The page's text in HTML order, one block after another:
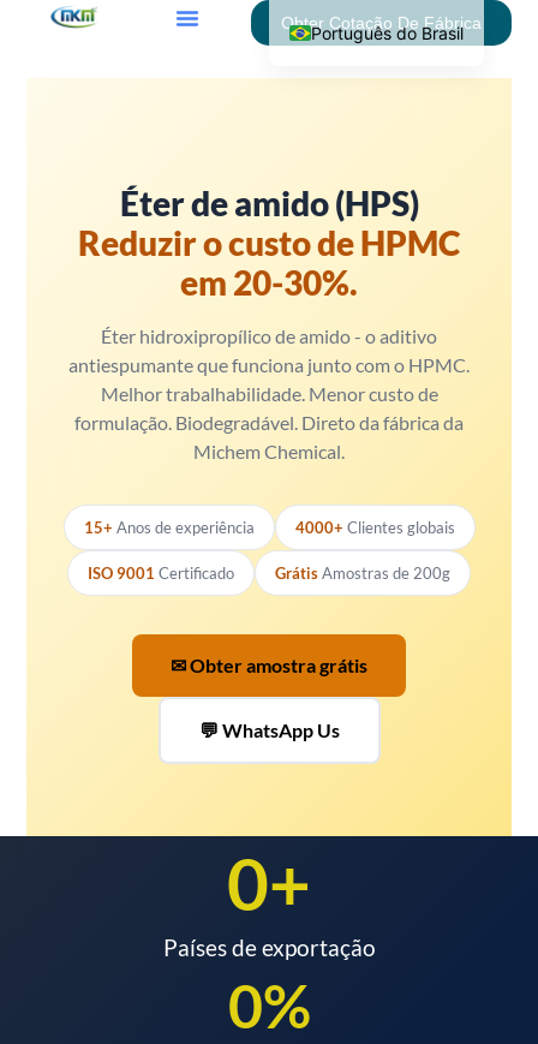
Obter Cotação De Fábrica
Éter de amido (HPS)
Reduzir o custo de HPMC
em 20-30%.
Éter hidroxipropílico de amido - o aditivo
antiespumante que funciona junto com o HPMC.
Melhor trabalhabilidade. Menor custo de
formulação. Biodegradável. Direto da fábrica da
Michem Chemical.
15+ Anos de experiência 4000+ Clientes globais
ISO 9001 Certificado GrátisAmostras de 200g
✉ Obter amostra grátis
💬 WhatsApp Us
Países de exportação
0+
0%
Português do Brasil
Español
Français
Italiano
Română
Русский
Türkçe
简体中文